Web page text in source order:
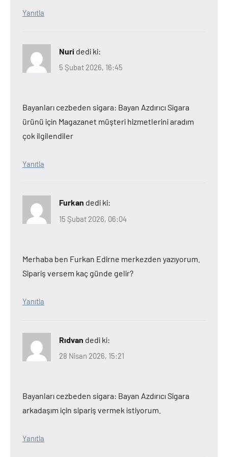
Yanıtla
Nuri dedi ki:
5 Şubat 2026, 16:45
Bayanları cezbeden sigara: Bayan Azdırıcı Sigara
ürünü için Magazanet müşteri hizmetlerini aradım
çok ilgilendiler
Yanıtla
Furkan dedi ki:
15 Şubat 2026, 06:04
Merhaba ben Furkan Edirne merkezden yazıyorum.
Sipariş versem kaç günde gelir?
Yanıtla
Rıdvan dedi ki:
28 Nisan 2026, 15:21
Bayanları cezbeden sigara: Bayan Azdırıcı Sigara
arkadaşım için sipariş vermek istiyorum.
Yanıtla